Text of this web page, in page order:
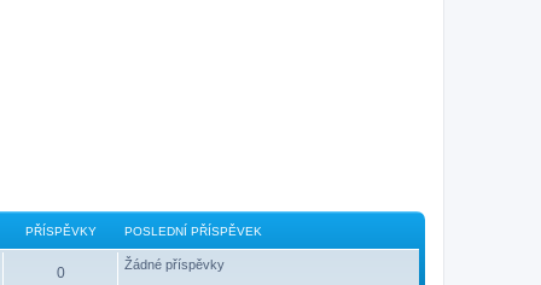
PŘÍSPĚVKY POSLEDNÍ PŘÍSPĚVEK
0 Žádné příspěvky